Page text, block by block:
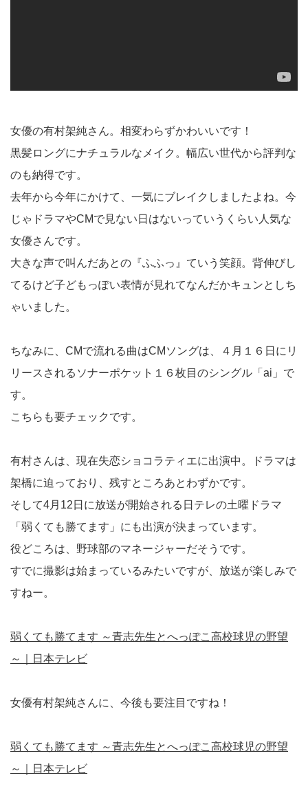
女優の有村架純さん。相変わらずかわいいです！
黒髪ロングにナチュラルなメイク。幅広い世代から評判な
のも納得です。
去年から今年にかけて、一気にブレイクしましたよね。今
じゃドラマやCMで見ない日はないっていうくらい人気な
女優さんです。
大きな声で叫んだあとの『ふふっ』ていう笑顔。背伸びし
てるけど子どもっぽい表情が見れてなんだかキュンとしち
ゃいました。
ちなみに、CMで流れる曲はCMソングは、４月１６日にリ
リースされるソナーポケット１６枚目のシングル「ai」で
す。
こちらも要チェックです。
有村さんは、現在失恋ショコラティエに出演中。ドラマは
架橋に迫っており、残すところあとわずかです。
そして4月12日に放送が開始される日テレの土曜ドラマ
「弱くても勝てます」にも出演が決まっています。
役どころは、野球部のマネージャーだそうです。
すでに撮影は始まっているみたいですが、放送が楽しみで
すねー。
弱くても勝てます ～青志先生とへっぽこ高校球児の野望
～｜日本テレビ
女優有村架純さんに、今後も要注目ですね！
弱くても勝てます ～青志先生とへっぽこ高校球児の野望
～｜日本テレビ